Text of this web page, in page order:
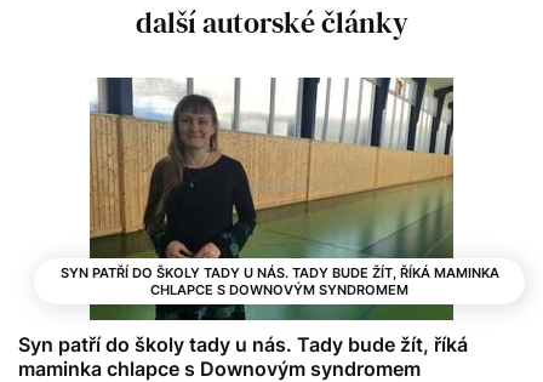
další autorské články
SYN PATŘÍ DO ŠKOLY TADY U NÁS. TADY BUDE ŽÍT, ŘÍKÁ MAMINKA
CHLAPCE S DOWNOVÝM SYNDROMEM
Syn patří do školy tady u nás. Tady bude žít, říká
maminka chlapce s Downovým syndromem